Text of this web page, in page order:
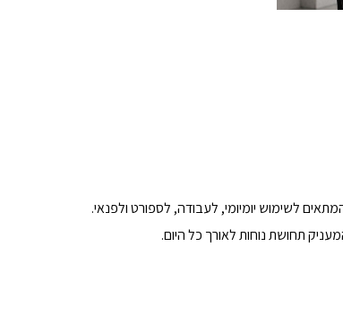
תחושת נוחות לאורך כל היום.